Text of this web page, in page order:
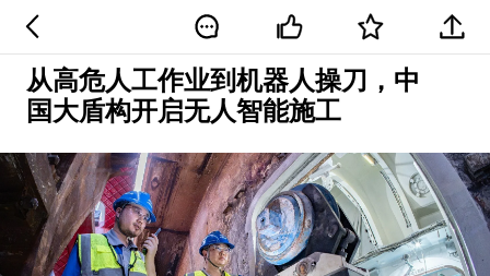
从高危人工作业到机器人操刀，中
国大盾构开启无人智能施工